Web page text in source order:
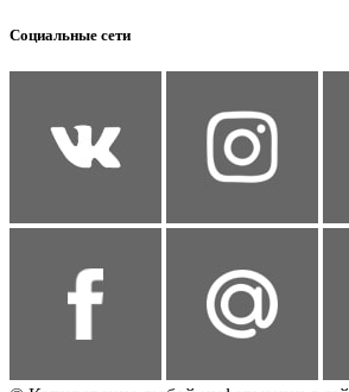
Социальные сети